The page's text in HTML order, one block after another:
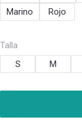
Marino
Rojo
Talla
S
M